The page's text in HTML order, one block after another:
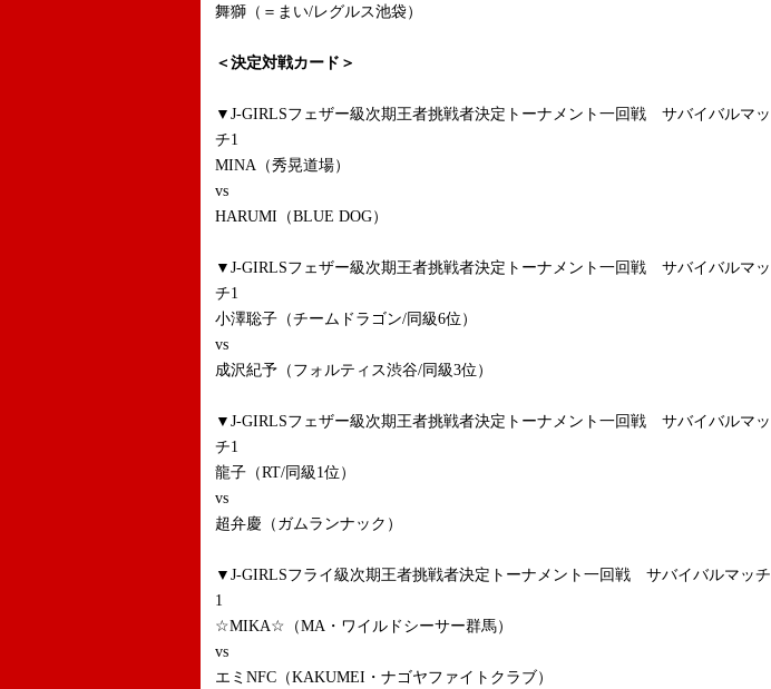
舞獅（＝まい/レグルス池袋）
＜決定対戦カード＞
▼J-GIRLSフェザー級次期王者挑戦者決定トーナメント一回戦 サバイバルマッ
チ1
MINA（秀晃道場）
vs
HARUMI（BLUE DOG）
▼J-GIRLSフェザー級次期王者挑戦者決定トーナメント一回戦 サバイバルマッ
チ1
小澤聡子（チームドラゴン/同級6位）
vs
成沢紀予（フォルティス渋谷/同級3位）
▼J-GIRLSフェザー級次期王者挑戦者決定トーナメント一回戦 サバイバルマッ
チ1
龍子（RT/同級1位）
vs
超弁慶（ガムランナック）
▼J-GIRLSフライ級次期王者挑戦者決定トーナメント一回戦 サバイバルマッチ
1
☆MIKA☆（MA・ワイルドシーサー群馬）
vs
エミNFC（KAKUMEI・ナゴヤファイトクラブ）